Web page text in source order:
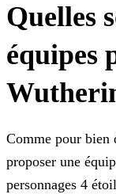
Quelles
équipes
Comme pour bien
proposer une
personnages 4